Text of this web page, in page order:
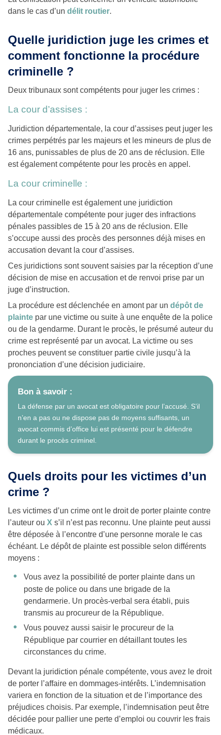
dans le cas d’un délit routier.
Quelle juridiction juge les crimes et
comment fonctionne la procédure
criminelle ?
Deux tribunaux sont compétents pour juger les crimes :
La cour d’assises :
Juridiction départementale, la cour d’assises peut juger les
crimes perpétrés par les majeurs et les mineurs de plus de
16 ans, punissables de plus de 20 ans de réclusion. Elle
est également compétente pour les procès en appel.
La cour criminelle :
La cour criminelle est également une juridiction
départementale compétente pour juger des infractions
pénales passibles de 15 à 20 ans de réclusion. Elle
s’occupe aussi des procès des personnes déjà mises en
accusation devant la cour d’assises.
Ces juridictions sont souvent saisies par la réception d’une
décision de mise en accusation et de renvoi prise par un
juge d’instruction.
La procédure est déclenchée en amont par un dépôt de
plainte par une victime ou suite à une enquête de la police
ou de la gendarme. Durant le procès, le présumé auteur du
crime est représenté par un avocat. La victime ou ses
proches peuvent se constituer partie civile jusqu’à la
prononciation d’une décision judiciaire.
Bon à savoir :
La défense par un avocat est obligatoire pour l’accusé. S’il
n’en a pas ou ne dispose pas de moyens suffisants, un
avocat commis d’office lui est présenté pour le défendre
durant le procès criminel.
Quels droits pour les victimes d’un
crime ?
Les victimes d’un crime ont le droit de porter plainte contre
l’auteur ou X s’il n’est pas reconnu. Une plainte peut aussi
être déposée à l’encontre d’une personne morale le cas
échéant. Le dépôt de plainte est possible selon différents
moyens :
Vous avez la possibilité de porter plainte dans un
poste de police ou dans une brigade de la
gendarmerie. Un procès-verbal sera établi, puis
transmis au procureur de la République.
Vous pouvez aussi saisir le procureur de la
République par courrier en détaillant toutes les
circonstances du crime.
Devant la juridiction pénale compétente, vous avez le droit
de porter l’affaire en dommages-intérêts. L’indemnisation
variera en fonction de la situation et de l’importance des
préjudices choisis. Par exemple, l’indemnisation peut être
décidée pour pallier une perte d’emploi ou couvrir les frais
médicaux.